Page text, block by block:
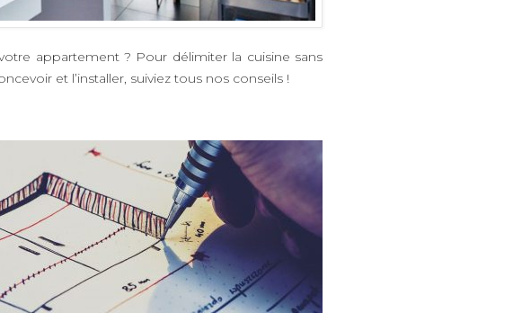
et l’installer, suiviez tous nos conseils !